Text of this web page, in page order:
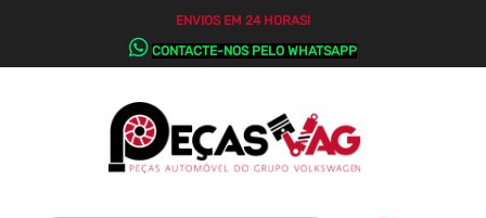
ENVIOS EM 24 HORAS!
CONTACTE-NOS PELO WHATSAPP